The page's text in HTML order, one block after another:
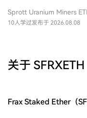
特性和期货展期成本，它
逐步指南，放心开始您的
一步：创建您的HTX账户
或Mastercard即时购买
Pay等流行支付方法以增
Sprott Uranium Miners
代码：URNM），中文：
铀持有企业，受益全球清
需求增长，是美股稀缺铀
10人学过发布于 2026.08.08
关于
Frax Staked Ether（